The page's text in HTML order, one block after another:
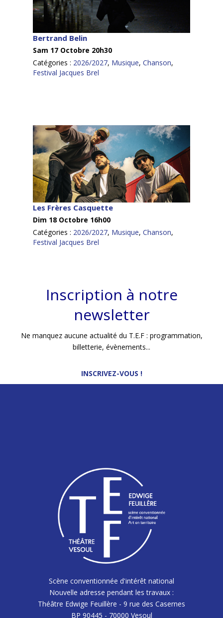
Bertrand Belin
Sam 17 Octobre 20h30
Catégories : 2026/2027, Musique, Chanson,
Festival Jacques Brel
Les Frères Casquette
Dim 18 Octobre 16h00
Catégories : 2026/2027, Musique, Chanson,
Festival Jacques Brel
Inscription à notre
newsletter
Ne manquez aucune actualité du T.E.F : programmation,
billetterie, évènements...
INSCRIVEZ-VOUS !
Scène conventionnée d'intérêt national
Nouvelle adresse pendant les travaux :
Théâtre Edwige Feuillère - 9 rue des Casernes
BP 90445 - 70000 Vesoul